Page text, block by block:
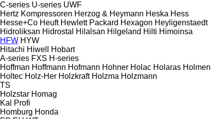
C-series U-series UWF
Hertz Kompressoren Herzog & Heymann Heska Hess
Hesse+Co Heuft Hewlett Packard Hexagon Heyligenstaedt
Hidroliksan Hidrostal Hilalsan Hilgeland Hilti Himoinsa
HFW HYW
Hitachi Hiwell
Hobart
A-series FXS H-series
Hoffman Hoffmann Hofmann Hohner Holac Holaras Holmen
Holtec Holz-Her Holzkraft Holzma Holzmann
TS
Holzstar Homag
Kal
Profi
Homburg Honda